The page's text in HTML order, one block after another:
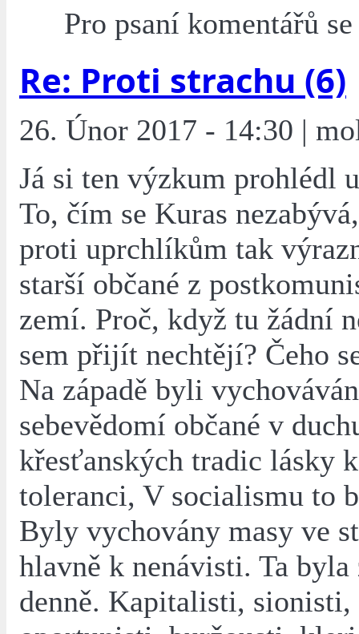
Pro psaní komentářů
Re: Proti strachu (6)
26. Únor 2017 - 14:30 |
Já si ten výzkum prohlédl
To, čím se Kuras
proti uprchlíkům tak
starší občané z
zemí. Proč, když tu žádní
sem přijít nechtějí? Čeho
Na západě byli
sebevědomí občané v
křesťanských tradic lásky
toleranci, V socialismu to
Byly vychovány masy ve
hlavně k nenávisti. Ta byla
denně. Kapitalisti,